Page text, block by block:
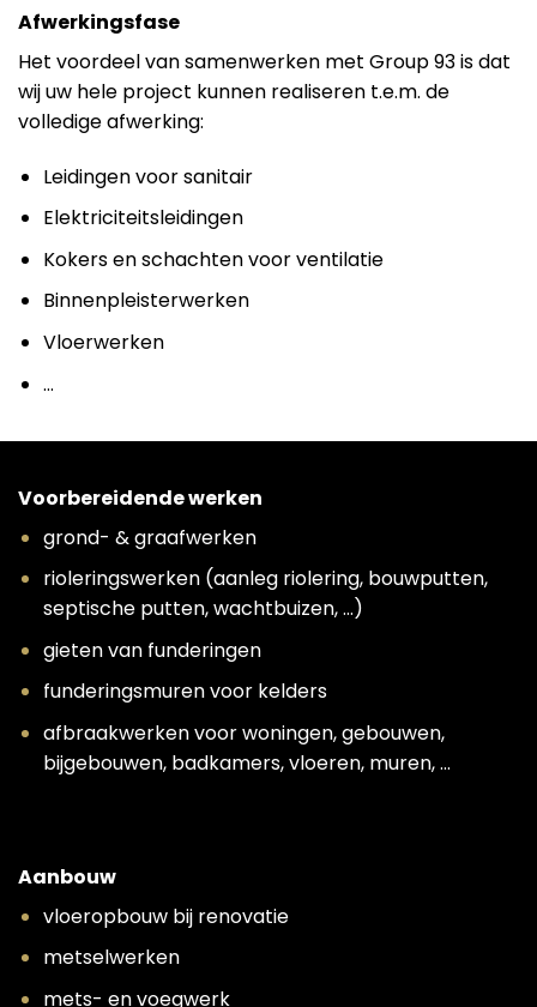
Afwerkingsfase
Het voordeel van samenwerken met Group 93 is dat
wij uw hele project kunnen realiseren t.e.m. de
volledige afwerking:
Leidingen voor sanitair
Elektriciteitsleidingen
Kokers en schachten voor ventilatie
Binnenpleisterwerken
Vloerwerken
…
Voorbereidende werken
grond- & graafwerken
rioleringswerken (aanleg riolering, bouwputten,
septische putten, wachtbuizen, …)
gieten van funderingen
funderingsmuren voor kelders
afbraakwerken voor woningen, gebouwen,
bijgebouwen, badkamers, vloeren, muren, …
Aanbouw
vloeropbouw bij renovatie
metselwerken
mets- en voegwerk